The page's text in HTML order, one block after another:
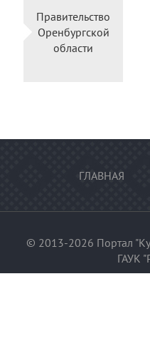
ГЛАВНАЯ
© 2013-2026 Портал
ГАУК